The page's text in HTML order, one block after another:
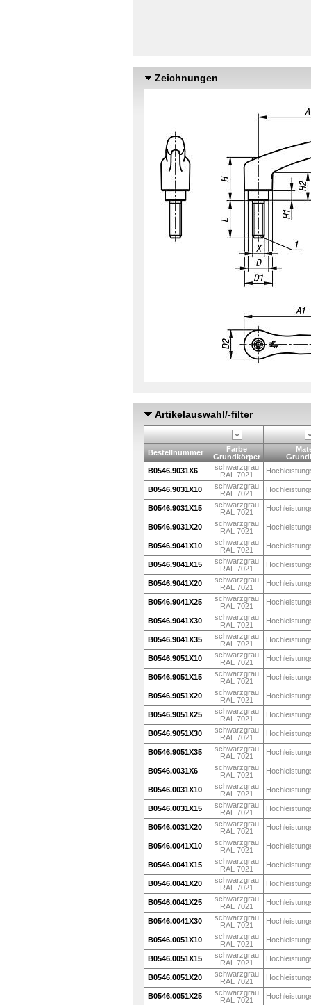
Zeichnungen
Artikelauswahl/-filter
Bestellnummer
Farbe
Grundkörper
B0546.9031X6
schwarzgrau
RAL 7021
B0546.9031X10
schwarzgrau
RAL 7021
B0546.9031X15
schwarzgrau
RAL 7021
B0546.9031X20
schwarzgrau
RAL 7021
B0546.9041X10
schwarzgrau
RAL 7021
B0546.9041X15
schwarzgrau
RAL 7021
B0546.9041X20
schwarzgrau
RAL 7021
B0546.9041X25
schwarzgrau
RAL 7021
B0546.9041X30
schwarzgrau
RAL 7021
B0546.9041X35
schwarzgrau
RAL 7021
B0546.9051X10
schwarzgrau
RAL 7021
B0546.9051X15
schwarzgrau
RAL 7021
B0546.9051X20
schwarzgrau
RAL 7021
B0546.9051X25
schwarzgrau
RAL 7021
B0546.9051X30
schwarzgrau
RAL 7021
B0546.9051X35
schwarzgrau
RAL 7021
B0546.0031X6
schwarzgrau
RAL 7021
B0546.0031X10
schwarzgrau
RAL 7021
B0546.0031X15
schwarzgrau
RAL 7021
B0546.0031X20
schwarzgrau
RAL 7021
B0546.0041X10
schwarzgrau
RAL 7021
B0546.0041X15
schwarzgrau
RAL 7021
B0546.0041X20
schwarzgrau
RAL 7021
B0546.0041X25
schwarzgrau
RAL 7021
B0546.0041X30
schwarzgrau
RAL 7021
B0546.0051X10
schwarzgrau
RAL 7021
B0546.0051X15
schwarzgrau
RAL 7021
B0546.0051X20
schwarzgrau
RAL 7021
B0546.0051X25
schwarzgrau
RAL 7021